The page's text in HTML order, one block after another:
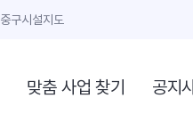
중구시설지도
맞춤 사업 찾기 공지